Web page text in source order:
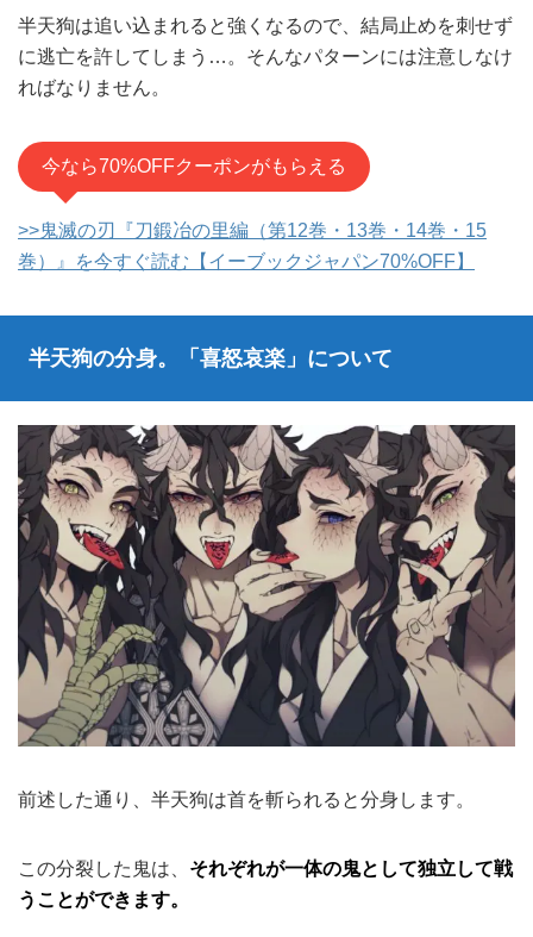
半天狗は追い込まれると強くなるので、結局止めを刺せず
に逃亡を許してしまう…。そんなパターンには注意しなけ
ればなりません。
今なら70%OFFクーポンがもらえる
>>鬼滅の刃『刀鍛冶の里編（第12巻・13巻・14巻・15
巻）』を今すぐ読む【イーブックジャパン70%OFF】
半天狗の分身。「喜怒哀楽」について
前述した通り、半天狗は首を斬られると分身します。
この分裂した鬼は、 それぞれが一体の鬼として独立して戦
うことができます。